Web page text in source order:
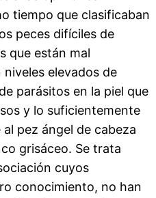
tiempo que clasificaban
peces difíciles de
que están mal
elevados de
parásitos en la piel que
y lo suficientemente
pez ángel de cabeza
grisáceo. Se trata
cuyos
conocimiento, no han